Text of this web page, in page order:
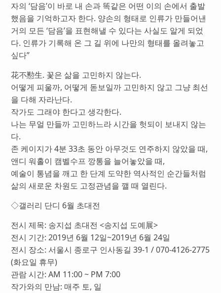
자의 ‘담음’이 바로 내 손과 똑같은 어떤 이의 손에서 출발
했음을 기억하고자 한다. 양손의 형태로 인류가 만들어낸
거의 모든 ‘담음’을 표현해낼 수 있다는 사실도 알게 되었
다. 인류가 기록해 온 그 길 위에 나만의 형태를 올려놓고
싶다”
花不懃生. 꽃은 삶을 고민하지 않는다.
어떻게 피울까, 어떻게 돋보일까 고민하지 않고 그냥 최선
을 다해 자라난다.
작가도 그래야 한다고 생각한다.
나는 무얼 만들까 고민하느라 시간을 헛되이 보내지 않는
다.
존 케이지가 4분 33초 동안 아무것도 연주하지 않았을 때,
앤디 워홀이 캠벨수프 깡통을 늘어놓았을 때,
예술이 통념을 깨고 한 단계 도약한 역사적인 순간들처럼
삶의 새로운 차원도 고정관념을 깰 때 열린다.
◇갤러리 단디 6월 초대전
전시 제목: 송지섭 초대전 <송지섭 도예展>
전시 기간: 2019년 6월 12일~2019년 6월 24일
전시 장소: 서울시 종로구 인사동길 39-1 / 070-4126-2775
(화요일 휴무)
관람 시간: AM 11:00 ~ PM 7:00
작가와의 만남: 매주 토, 일